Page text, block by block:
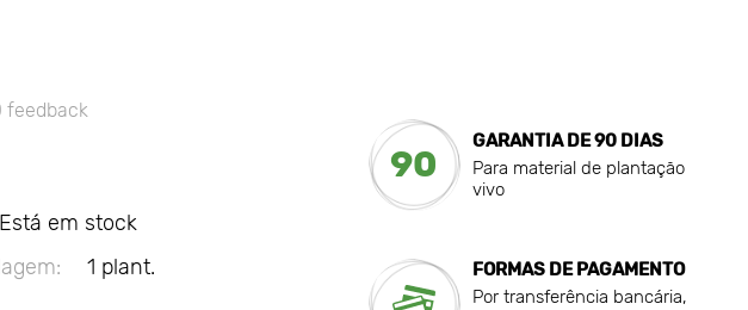
feedback
Está em stock
1 plant.
90
GARANTIA DE 90 DIAS
Para material de plantação
vivo
FORMAS DE PAGAMENTO
Por transferência bancária,